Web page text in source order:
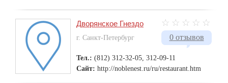
0 отзывов
Дворянское Гнездо
г. Санкт-Петербург
Тел.: (812) 312-32-05, 312-09-11
Сайт: http://noblenest.ru/ru/restaurant.htm